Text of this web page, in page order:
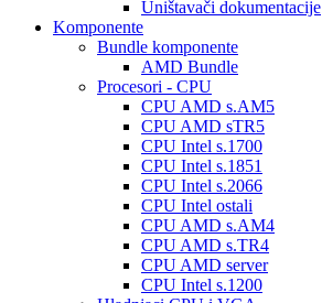
Uništavači dokumentacije
Komponente
Bundle komponente
AMD Bundle
Procesori - CPU
CPU AMD s.AM5
CPU AMD sTR5
CPU Intel s.1700
CPU Intel s.1851
CPU Intel s.2066
CPU Intel ostali
CPU AMD s.AM4
CPU AMD s.TR4
CPU AMD server
CPU Intel s.1200